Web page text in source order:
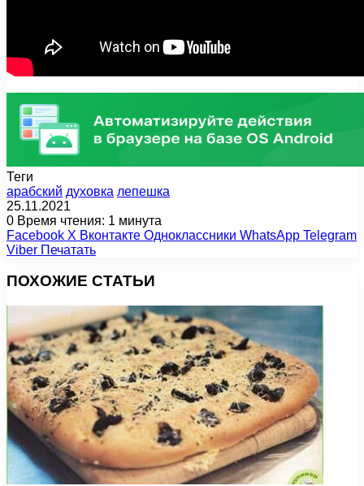
Теги
арабский духовка лепешка
25.11.2021
0 Время чтения: 1 минута
Facebook X Вконтакте Одноклассники WhatsApp Telegram
Viber Печатать
ПОХОЖИЕ СТАТЬИ